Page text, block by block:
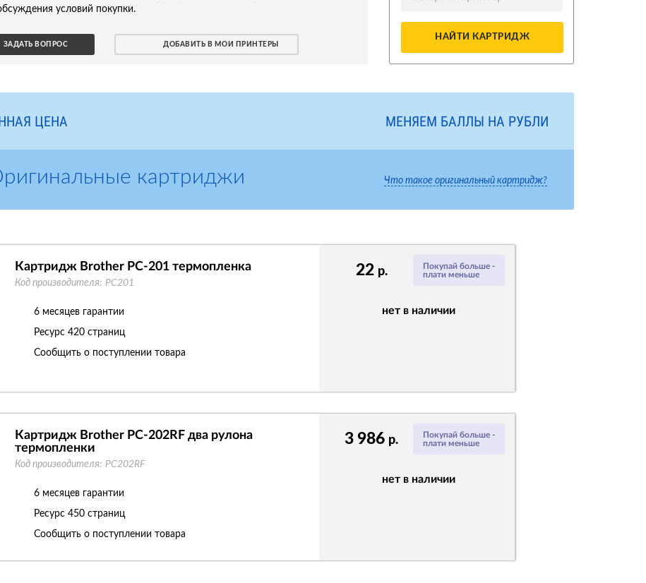
условий покупки.
ЗАДАТЬ ВОПРОС ДОБАВИТЬ В МОИ ПРИНТЕРЫ
НАЙТИ КАРТРИДЖ
МЕНЯЕМ БАЛЛЫ НА РУБЛИ
ЦЕНА
Что такое оригинальный картридж?
картриджи
Покупай больше -
плати меньше
22 р.
нет в наличии
Картридж Brother PC-201 термопленка
Код производителя: PC201
6 месяцев гарантии
Ресурс 420 страниц
Сообщить о поступлении товара
Покупай больше -
плати меньше
3 986 р.
нет в наличии
Картридж Brother PC-202RF два рулона
термопленки
Код производителя: PC202RF
6 месяцев гарантии
Ресурс 450 страниц
Сообщить о поступлении товара